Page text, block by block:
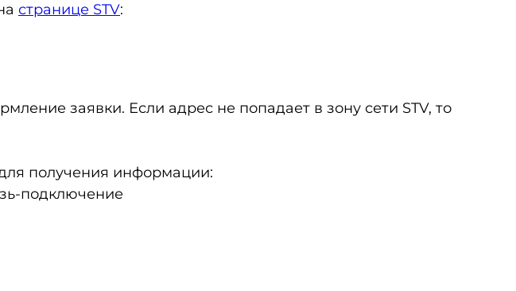
странице STV:
заявки. Если адрес не попадает в зону сети STV, то
получения информации:
подключение